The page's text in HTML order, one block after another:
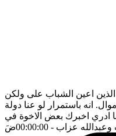
الذين اعين الشباب على ولكن
انه باستمرار لو عنا دولة
ما ادري اخبرك بعض الاخوة في
وعبدالله عزاب - 00:00:00 ضَ